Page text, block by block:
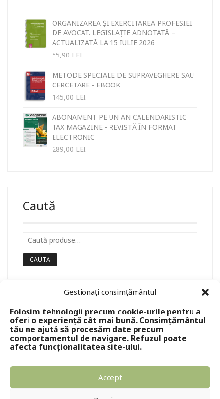
Gestionați consimțământul
Folosim tehnologii precum cookie-urile pentru a
oferi o experiență cât mai bună. Consimțământul
tău ne ajută să procesăm date precum
comportamentul de navigare. Refuzul poate
afecta funcționalitatea site-ului.
Accept
ORGANIZAREA ȘI EXERCITAREA PROFESIEI
DE AVOCAT. LEGISLAȚIE ADNOTATĂ –
ACTUALIZATĂ LA 15 IULIE 2026
55,90 LEI
METODE SPECIALE DE SUPRAVEGHERE SAU
CERCETARE - EBOOK
145,00 LEI
ABONAMENT PE UN AN CALENDARISTIC
TAX MAGAZINE - REVISTĂ ÎN FORMAT
ELECTRONIC
289,00 LEI
Caută
CAUTĂ